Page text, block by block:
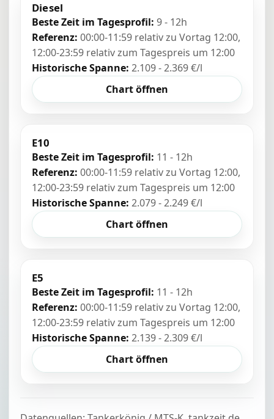
Diesel
Beste Zeit im Tagesprofil: 9 - 12h
Referenz: 00:00-11:59 relativ zu Vortag 12:00,
12:00-23:59 relativ zum Tagespreis um 12:00
Historische Spanne: 2.109 - 2.369 €/l
Chart öffnen
E10
Beste Zeit im Tagesprofil: 11 - 12h
Referenz: 00:00-11:59 relativ zu Vortag 12:00,
12:00-23:59 relativ zum Tagespreis um 12:00
Historische Spanne: 2.079 - 2.249 €/l
Chart öffnen
E5
Beste Zeit im Tagesprofil: 11 - 12h
Referenz: 00:00-11:59 relativ zu Vortag 12:00,
12:00-23:59 relativ zum Tagespreis um 12:00
Historische Spanne: 2.139 - 2.309 €/l
Chart öffnen